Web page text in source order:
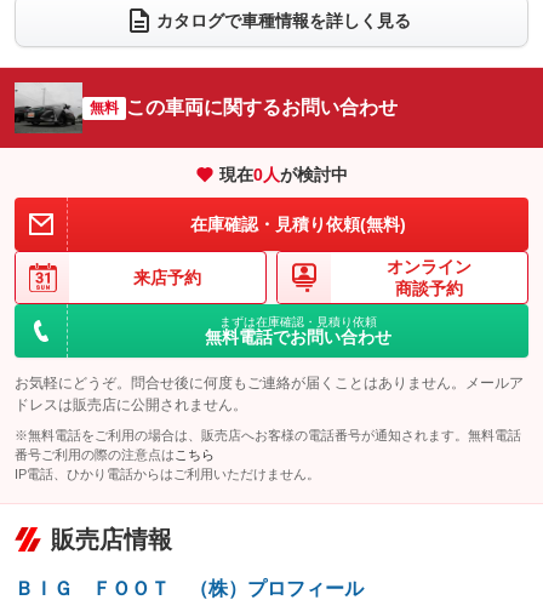
電動リアゲート フロントカメラ
：装備なし
：装備なし ：装備なし
サイドカメラ
：装備なし ルーフレール
：装備なし
：装備なし
：装備なし
カタログで車種情報を詳しく見る
無料 この車両に関するお問い合わせ
現在0人が検討中
在庫確認・見積り依頼(無料)
来店予約
オンライン
商談予約
まずは在庫確認・見積り依頼
無料電話でお問い合わせ
お気軽にどうぞ。問合せ後に何度もご連絡が届くことはありません。メールア
ドレスは販売店に公開されません。
※無料電話をご利用の場合は、販売店へお客様の電話番号が通知されます。無料電話
番号ご利用の際の注意点は こちら
IP電話、ひかり電話からはご利用いただけません。
販売店情報
ＢＩＧ ＦＯＯＴ （株）プロフィール